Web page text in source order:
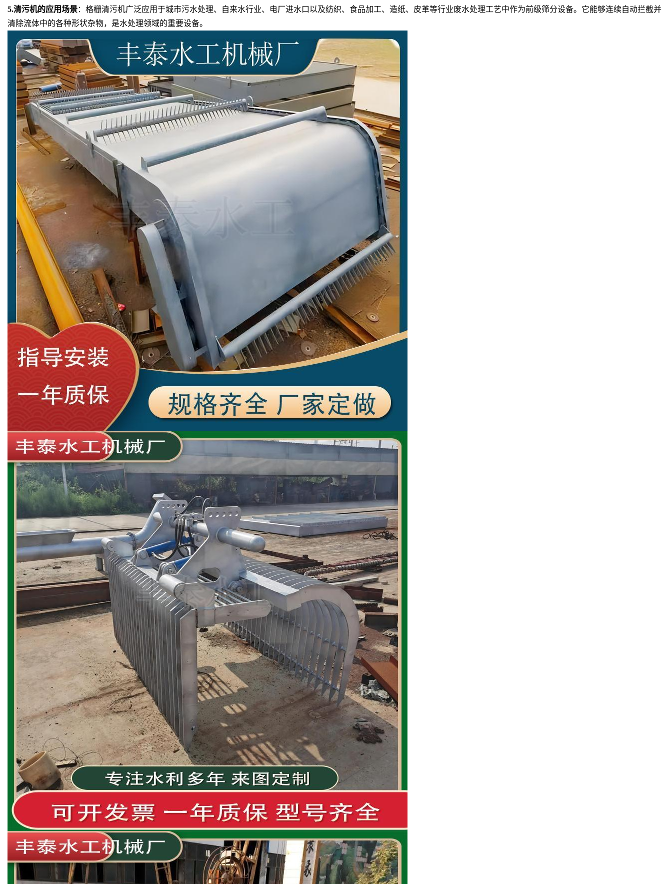
5.清污机的应用场景：格栅清污机广泛应用于城市污水处理、自来水行业、电厂进水口以及纺织、食品加工、造纸、皮革等行业废水处理工艺中作为前级筛分设备。它能够连续自动拦截并
清除流体中的各种形状杂物，是水处理领域的重要设备。